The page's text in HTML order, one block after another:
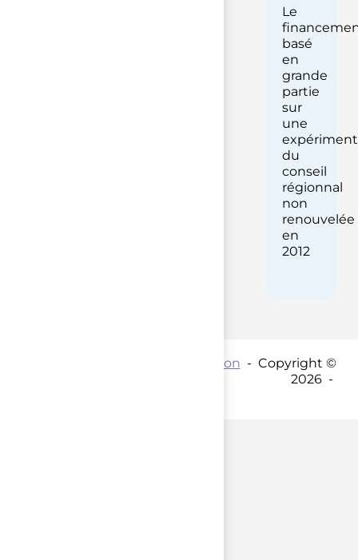
Le
basé
en
grande
partie
sur
une
du
conseil
régionnal
non
renouvelée
en
2012
Coordination - Copyright ©
2026 -